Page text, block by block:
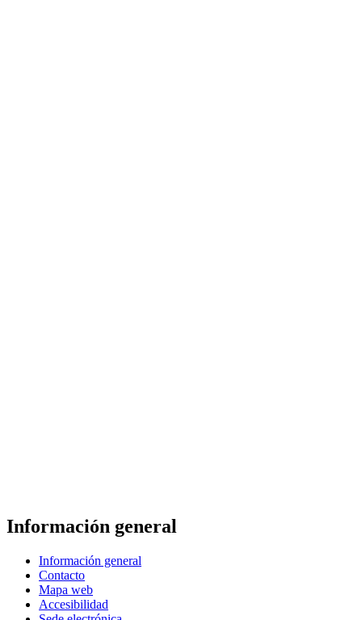
Información general
Información general
Contacto
Mapa web
Accesibilidad